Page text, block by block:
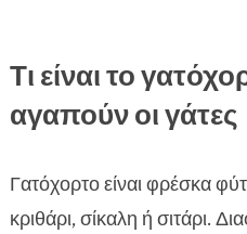
Τι είναι το
αγαπούν οι γάτες
Γατόχορτο είναι φρέσκα
κριθάρι, σίκαλη ή σιτάρι.